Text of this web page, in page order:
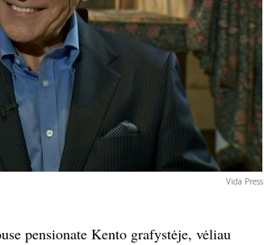
Vida Press
pensionate Kento grafystėje, vėliau